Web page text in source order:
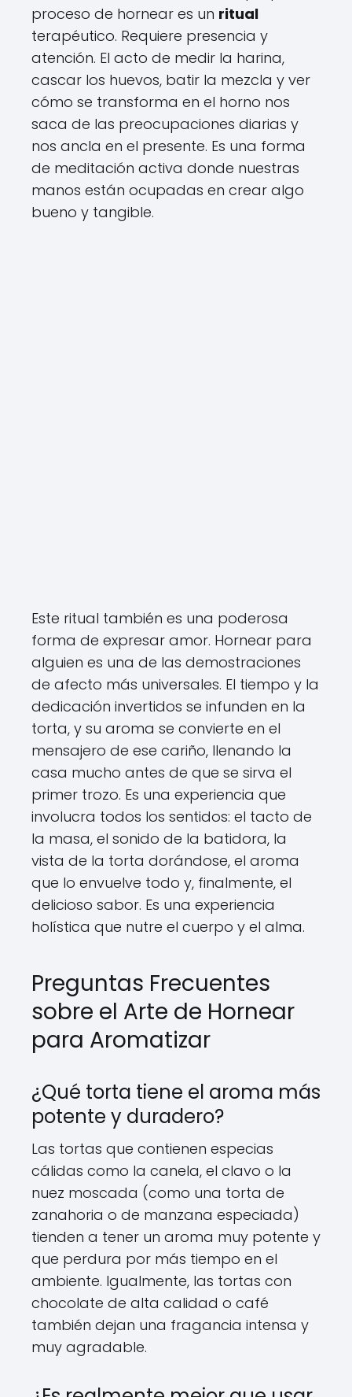
proceso de hornear es un ritual
terapéutico. Requiere presencia y
atención. El acto de medir la harina,
cascar los huevos, batir la mezcla y ver
cómo se transforma en el horno nos
saca de las preocupaciones diarias y
nos ancla en el presente. Es una forma
de meditación activa donde nuestras
manos están ocupadas en crear algo
bueno y tangible.
Este ritual también es una poderosa
forma de expresar amor. Hornear para
alguien es una de las demostraciones
de afecto más universales. El tiempo y la
dedicación invertidos se infunden en la
torta, y su aroma se convierte en el
mensajero de ese cariño, llenando la
casa mucho antes de que se sirva el
primer trozo. Es una experiencia que
involucra todos los sentidos: el tacto de
la masa, el sonido de la batidora, la
vista de la torta dorándose, el aroma
que lo envuelve todo y, finalmente, el
delicioso sabor. Es una experiencia
holística que nutre el cuerpo y el alma.
Preguntas Frecuentes
sobre el Arte de Hornear
para Aromatizar
¿Qué torta tiene el aroma más
potente y duradero?
Las tortas que contienen especias
cálidas como la canela, el clavo o la
nuez moscada (como una torta de
zanahoria o de manzana especiada)
tienden a tener un aroma muy potente y
que perdura por más tiempo en el
ambiente. Igualmente, las tortas con
chocolate de alta calidad o café
también dejan una fragancia intensa y
muy agradable.